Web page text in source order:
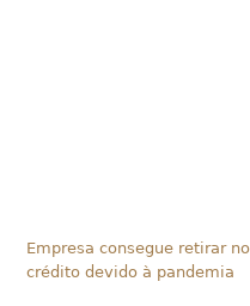
Empresa consegue retirar
crédito devido à pandemia